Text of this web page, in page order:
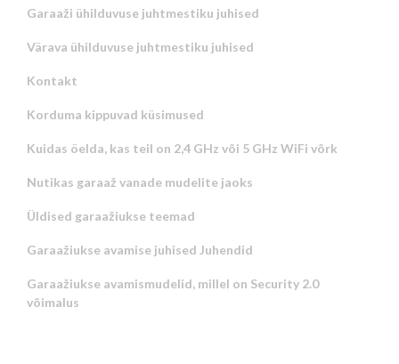
Garaaži ühilduvuse juhtmestiku juhised
Värava ühilduvuse juhtmestiku juhised
Kontakt
Korduma kippuvad küsimused
Kuidas öelda, kas teil on 2,4 GHz või 5 GHz WiFi võrk
Nutikas garaaž vanade mudelite jaoks
Üldised garaažiukse teemad
Garaažiukse avamise juhised Juhendid
Garaažiukse avamismudelid, millel on Security 2.0
võimalus